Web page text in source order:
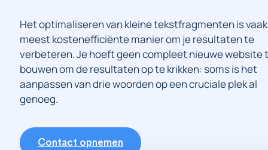
Het optimaliseren van kleine tekstfragmenten is
meest kostenefficiënte manier om je resultaten te
verbeteren. Je hoeft geen compleet nieuwe website
bouwen om de resultaten op te krikken: soms is het
aanpassen van drie woorden op een cruciale plek al
genoeg.
Contact opnemen